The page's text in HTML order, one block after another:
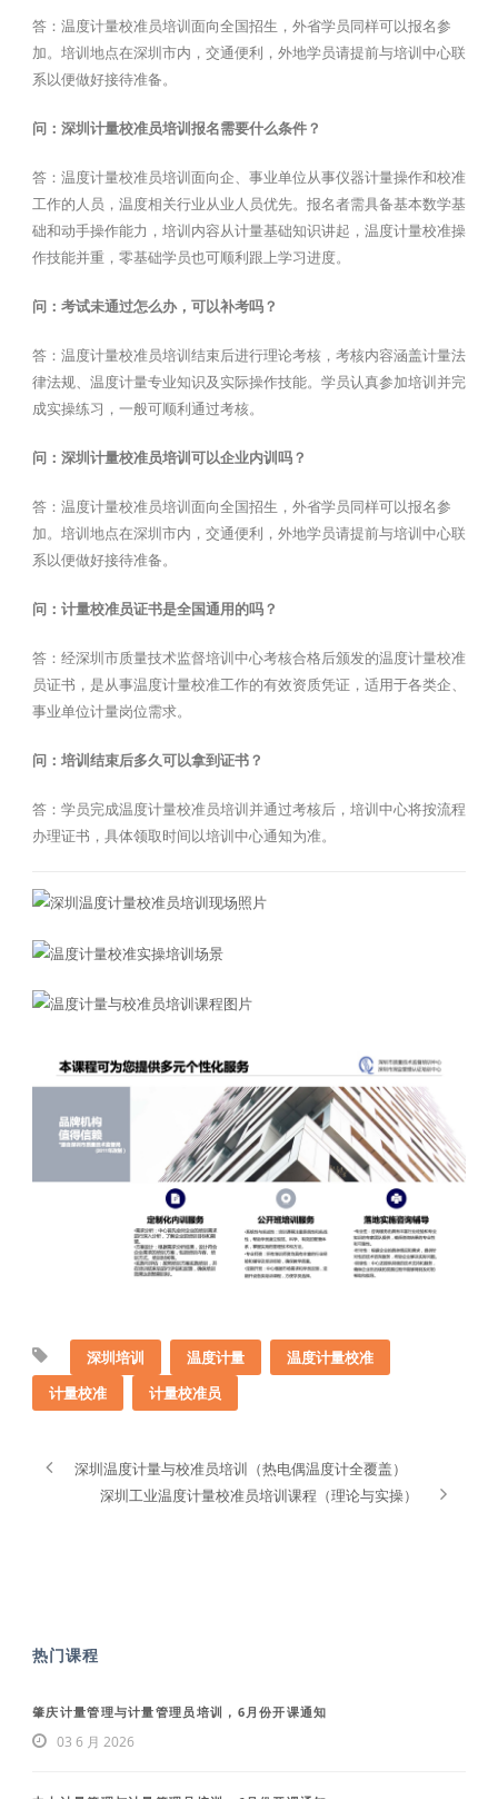
答：温度计量校准员培训面向全国招生，外省学员同样可以报名参
加。培训地点在深圳市内，交通便利，外地学员请提前与培训中心联
系以便做好接待准备。
问：深圳计量校准员培训报名需要什么条件？
答：温度计量校准员培训面向企、事业单位从事仪器计量操作和校准
工作的人员，温度相关行业从业人员优先。报名者需具备基本数学基
础和动手操作能力，培训内容从计量基础知识讲起，温度计量校准操
作技能并重，零基础学员也可顺利跟上学习进度。
问：考试未通过怎么办，可以补考吗？
答：温度计量校准员培训结束后进行理论考核，考核内容涵盖计量法
律法规、温度计量专业知识及实际操作技能。学员认真参加培训并完
成实操练习，一般可顺利通过考核。
问：深圳计量校准员培训可以企业内训吗？
答：温度计量校准员培训面向全国招生，外省学员同样可以报名参
加。培训地点在深圳市内，交通便利，外地学员请提前与培训中心联
系以便做好接待准备。
问：计量校准员证书是全国通用的吗？
答：经深圳市质量技术监督培训中心考核合格后颁发的温度计量校准
员证书，是从事温度计量校准工作的有效资质凭证，适用于各类企、
事业单位计量岗位需求。
问：培训结束后多久可以拿到证书？
答：学员完成温度计量校准员培训并通过考核后，培训中心将按流程
办理证书，具体领取时间以培训中心通知为准。
深圳培训 温度计量
温度计量校准
计量校准
计量校准员
深圳温度计量与校准员培训（热电偶温度计全覆盖）
深圳工业温度计量校准员培训课程（理论与实操）
热门课程
肇庆计量管理与计量管理员培训，6月份开课通知
03 6 月 2026